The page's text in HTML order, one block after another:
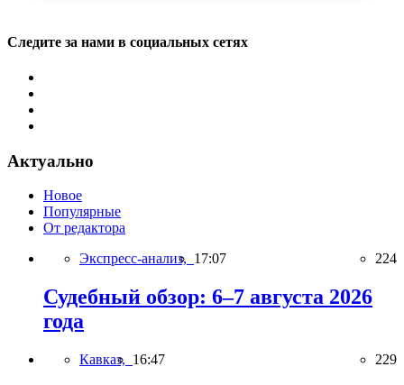
Следите за нами в социальных сетях
Актуально
Новое
Популярные
От редактора
Экспресс-анализ, 17:07 224
Судебный обзор: 6–7 августа 2026
года
Кавказ, 16:47 229